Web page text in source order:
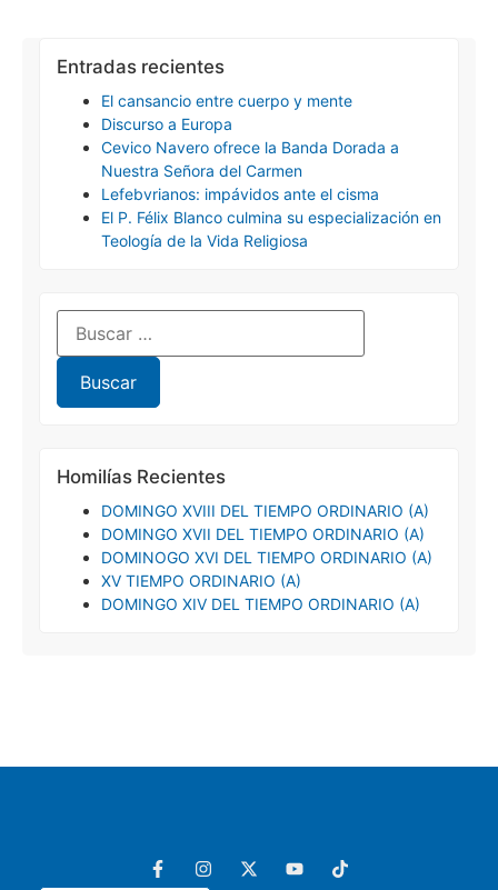
Entradas recientes
El cansancio entre cuerpo y mente
Discurso a Europa
Cevico Navero ofrece la Banda Dorada a
Nuestra Señora del Carmen
Lefebvrianos: impávidos ante el cisma
El P. Félix Blanco culmina su especialización en
Teología de la Vida Religiosa
Homilías Recientes
DOMINGO XVIII DEL TIEMPO ORDINARIO (A)
DOMINGO XVII DEL TIEMPO ORDINARIO (A)
DOMINOGO XVI DEL TIEMPO ORDINARIO (A)
XV TIEMPO ORDINARIO (A)
DOMINGO XIV DEL TIEMPO ORDINARIO (A)